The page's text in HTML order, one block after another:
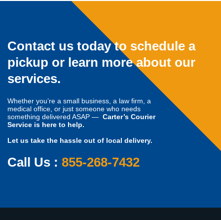
Contact us today to schedule a
pickup or learn more about our
services.
Whether you’re a small business, a law firm, a
medical office, or just someone who needs
something delivered ASAP — Carter’s Courier
Service is here to help.
Let us take the hassle out of local delivery.
Call Us : 855-268-7432